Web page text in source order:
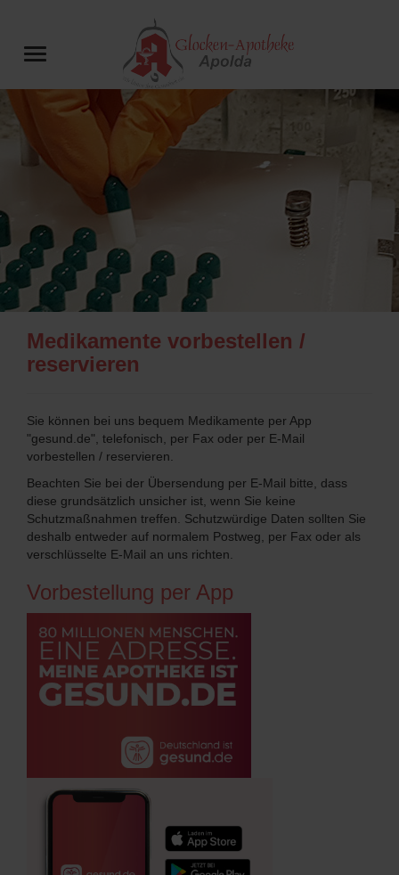
Medikamente vorbestellen /
reservieren
Sie können bei uns bequem Medikamente per App
"gesund.de", telefonisch, per Fax oder per E-Mail
vorbestellen / reservieren.
Beachten Sie bei der Übersendung per E-Mail bitte, dass
diese grundsätzlich unsicher ist, wenn Sie keine
Schutzmaßnahmen treffen. Schutzwürdige Daten sollten Sie
deshalb entweder auf normalem Postweg, per Fax oder als
verschlüsselte E-Mail an uns richten.
Vorbestellung per App